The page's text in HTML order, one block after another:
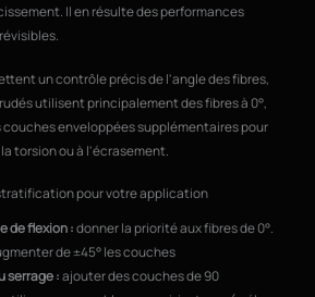
Il en résulte des performances
un contrôle précis de l'angle des fibres,
utilisent principalement des fibres à 0°,
enveloppées supplémentaires pour
torsion ou à l'écrasement.
pour votre application
de flexion :donner la priorité aux fibres de 0°.
de ±45° les couches
serrage :ajouter des couches de 90